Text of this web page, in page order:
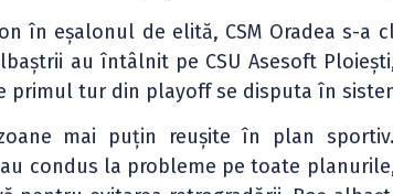
în eșalonul de elită, CSM Oradea s-
au întâlnit pe CSU Asesoft
primul tur din playoff se disputa în
mai puțin reușite în plan
condus la probleme pe toate